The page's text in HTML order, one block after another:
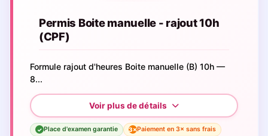
Permis Boite manuelle - rajout 10h
(CPF)
Formule rajout d'heures Boite manuelle (B) 10h —
8...
✓ Place d'examen garantie 3×Paiement en 3× sans frais